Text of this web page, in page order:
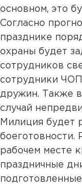
основном, это
Согласно
празднике
охраны будет
сотрудников
сотрудники
дружин. Также
случай
Милиция будет
боеготовности.
рабочем месте
праздничные